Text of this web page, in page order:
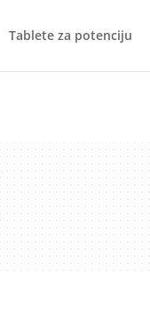
Tablete za potenciju